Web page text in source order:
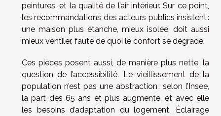
peintures, et la qualité de l’air intérieur. Sur ce point,
les recommandations des acteurs publics insistent :
une maison plus étanche, mieux isolée, doit aussi
mieux ventiler, faute de quoi le confort se dégrade.
Ces pièces posent aussi, de manière plus nette, la
question de l’accessibilité. Le vieillissement de la
population n’est pas une abstraction : selon l’Insee,
la part des 65 ans et plus augmente, et avec elle
les besoins d’adaptation du logement. Éclairage